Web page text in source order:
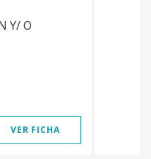
Y/ O
VER FICHA